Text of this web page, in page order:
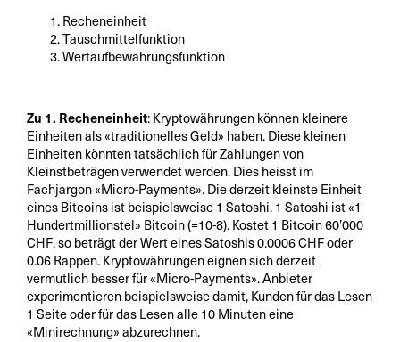
Recheneinheit
Tauschmittelfunktion
Wertaufbewahrungsfunktion
Zu 1. Recheneinheit: Kryptowährungen können kleinere
Einheiten als «traditionelles Geld» haben. Diese kleinen
Einheiten könnten tatsächlich für Zahlungen von
Kleinstbeträgen verwendet werden. Dies heisst im
Fachjargon «Micro-Payments». Die derzeit kleinste Einheit
eines Bitcoins ist beispielsweise 1 Satoshi. 1 Satoshi ist «1
Hundertmillionstel» Bitcoin (=10-8). Kostet 1 Bitcoin 60’000
CHF, so beträgt der Wert eines Satoshis 0.0006 CHF oder
0.06 Rappen. Kryptowährungen eignen sich derzeit
vermutlich besser für «Micro-Payments». Anbieter
experimentieren beispielsweise damit, Kunden für das Lesen
1 Seite oder für das Lesen alle 10 Minuten eine
«Minirechnung» abzurechnen.